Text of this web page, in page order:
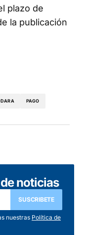
plazo de
la publicación
PAGO
noticias
SUSCRIBETE
nuestras Política de